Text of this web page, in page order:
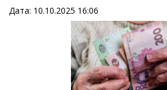
Дата: 10.10.2025 16:06